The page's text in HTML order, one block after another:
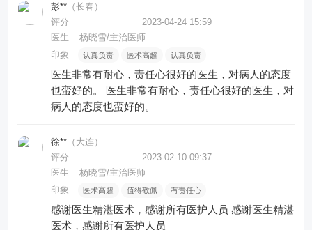
彭**（长春）
评分
2023-04-24 15:59
医生
杨晓雪/主治医师
印象
认真负责 医术高超 认真负责
医生非常有耐心，责任心很好的医生，对病人的态度
也蛮好的。 医生非常有耐心，责任心很好的医生，对
病人的态度也蛮好的。
徐**（大连）
评分
2023-02-10 09:37
医生
杨晓雪/主治医师
印象
医术高超 值得敬佩 有责任心
感谢医生精湛医术，感谢所有医护人员 感谢医生精湛
医术，感谢所有医护人员